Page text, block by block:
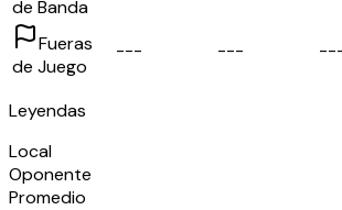
de Banda
Fueras
de Juego
--- --- --
Leyendas
Local
Oponente
Promedio